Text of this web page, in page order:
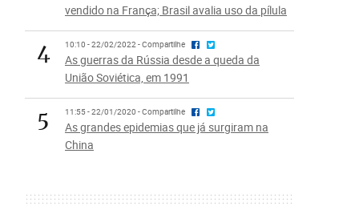
vendido na França; Brasil avalia uso da pílula
4 10:10 - 22/02/2022 - Compartilhe
As guerras da Rússia desde a queda da
União Soviética, em 1991
5 11:55 - 22/01/2020 - Compartilhe
As grandes epidemias que já surgiram na
China